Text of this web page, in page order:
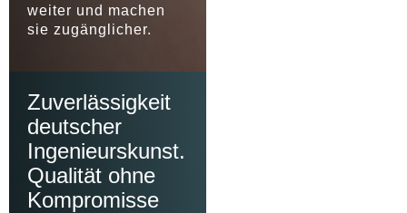
weiter und machen
sie zugänglicher.
Zuverlässigkeit
deutscher
Ingenieurskunst.
Qualität ohne
Kompromisse